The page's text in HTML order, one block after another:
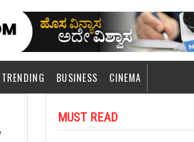
TRENDING BUSINESS CINEMA
MUST READ